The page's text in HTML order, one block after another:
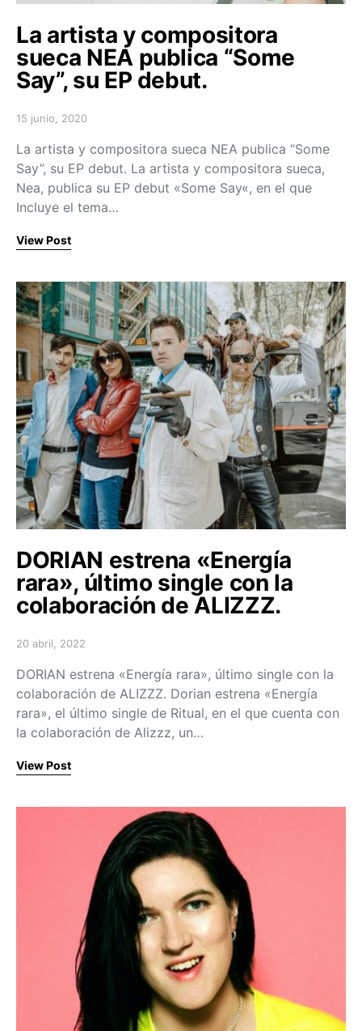
La artista y compositora
sueca NEA publica “Some
Say”, su EP debut.
Posted on
15 junio, 2020
La artista y compositora sueca NEA publica “Some
Say”, su EP debut. La artista y compositora sueca,
Nea, publica su EP debut «Some Say«, en el que
Incluye el tema…
View Post
DORIAN estrena «Energía
rara», último single con la
colaboración de ALIZZZ.
Posted on
20 abril, 2022
DORIAN estrena «Energía rara», último single con la
colaboración de ALIZZZ. Dorian estrena «Energía
rara», el último single de Ritual, en el que cuenta con
la colaboración de Alizzz, un…
View Post